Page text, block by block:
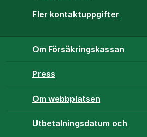
Fler kontaktuppgifter
Om Försäkringskassan
Press
Om webbplatsen
Utbetalningsdatum och